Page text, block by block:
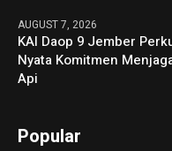
AUGUST 7, 2026
KAI Daop 9 Jember
Nyata Komitmen
Api
Popular